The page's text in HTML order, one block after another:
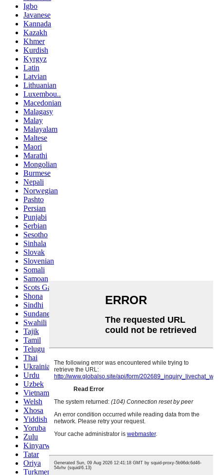
Igbo
Javanese
Kannada
Kazakh
Khmer
Kurdish
Kyrgyz
Latin
Latvian
Lithuanian
Luxembou..
Macedonian
Malagasy
Malay
Malayalam
Maltese
Maori
Marathi
Mongolian
Burmese
Nepali
Norwegian
Pashto
Persian
Punjabi
Serbian
Sesotho
Sinhala
Slovak
Slovenian
Somali
Samoan
Scots Gaelic
Shona
Sindhi
Sundanese
Swahili
Tajik
Tamil
Telugu
Thai
Ukrainian
Urdu
Uzbek
Vietnamese
Welsh
Xhosa
Yiddish
Yoruba
Zulu
Kinyarwanda
Tatar
Oriya
Turkmen